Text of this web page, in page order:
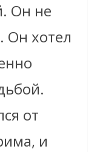
Он не
Он хотел
от
и